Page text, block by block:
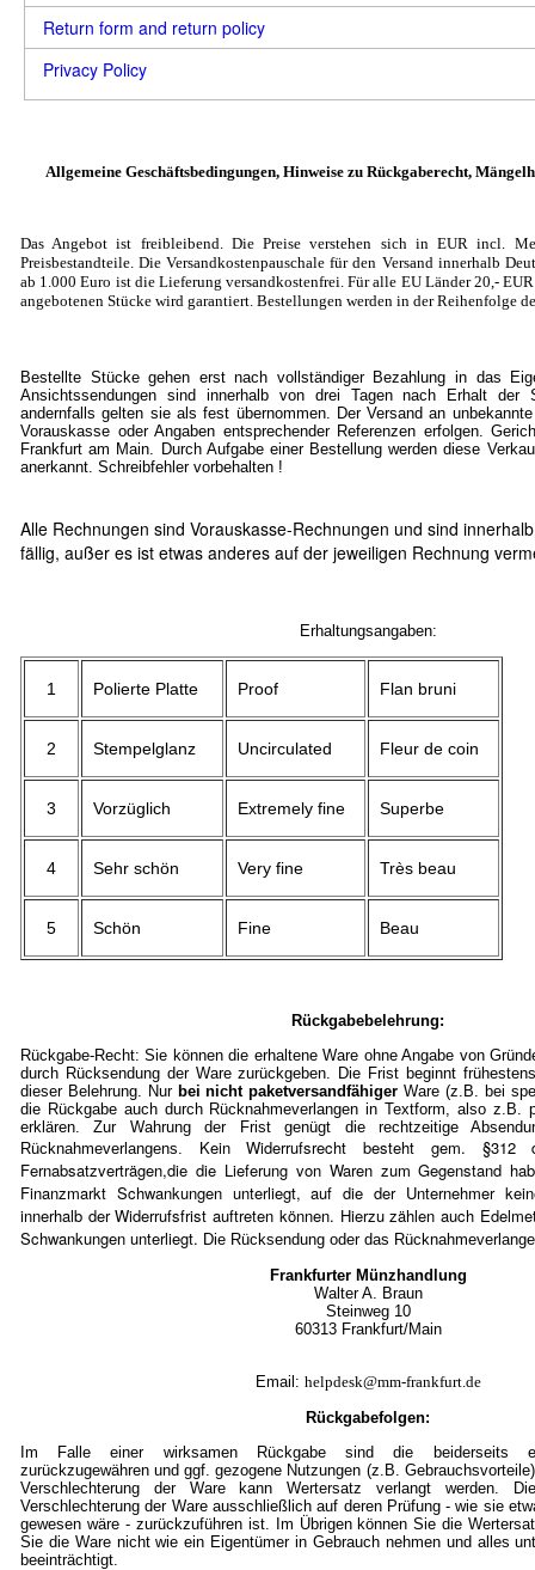
Return form and return policy
Privacy Policy
Allgemeine Geschäftsbedingungen, Hinweise zu Rückgaberecht,
Das Angebot ist freibleibend. Die Preise verstehen sich in EUR incl.
Preisbestandteile. Die Versandkostenpauschale für den Versand innerhalb
ab 1.000 Euro ist die Lieferung versandkostenfrei. Für alle EU Länder 20,-
angebotenen Stücke wird garantiert. Bestellungen werden in der Reihenfolge
Bestellte Stücke gehen erst nach vollständiger Bezahlung in das
Ansichtssendungen sind innerhalb von drei Tagen nach Erhalt der
andernfalls gelten sie als fest übernommen. Der Versand an
Vorauskasse oder Angaben entsprechender Referenzen erfolgen.
Frankfurt am Main. Durch Aufgabe einer Bestellung werden diese
anerkannt. Schreibfehler vorbehalten !
Alle Rechnungen sind Vorauskasse-Rechnungen und sind
fällig, außer es ist etwas anderes auf der jeweiligen Rechnung
Erhaltungsangaben:
1 Polierte Platte Proof Flan bruni
2 Stempelglanz Uncirculated Fleur de coin
3 Vorzüglich Extremely fine Superbe
4 Sehr schön Very fine Très beau
5 Schön Fine Beau
Rückgabebelehrung:
Rückgabe-Recht: Sie können die erhaltene Ware ohne Angabe von
durch Rücksendung der Ware zurückgeben. Die Frist beginnt
dieser Belehrung. Nur bei nicht paketversandfähiger Ware (z.B. bei
die Rückgabe auch durch Rücknahmeverlangen in Textform, also z.B.
erklären. Zur Wahrung der Frist genügt die rechtzeitige
Rücknahmeverlangens. Kein Widerrufsrecht besteht gem.
Fernabsatzverträgen,die die Lieferung von Waren zum Gegenstand
Finanzmarkt Schwankungen unterliegt, auf die der Unternehmer
innerhalb der Widerrufsfrist auftreten können. Hierzu zählen auch
Schwankungen unterliegt. Die Rücksendung oder das
Frankfurter Münzhandlung
Walter A. Braun
Steinweg 10
60313 Frankfurt/Main
Email: helpdesk@mm-frankfurt.de
Rückgabefolgen:
Im Falle einer wirksamen Rückgabe sind die beiderseits
zurückzugewähren und ggf. gezogene Nutzungen (z.B.
Verschlechterung der Ware kann Wertersatz verlangt werden.
Verschlechterung der Ware ausschließlich auf deren Prüfung - wie sie
gewesen wäre - zurückzuführen ist. Im Übrigen können Sie die
Sie die Ware nicht wie ein Eigentümer in Gebrauch nehmen und alles
beeinträchtigt.